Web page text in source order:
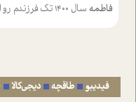
فاطمه سال ۱۴۰۰ تک فرزندم رو از دست دادم و هر چی میگذره حالم بدتر میشه و دلتنگتر تنایی رو ترجیح دادم و معاشرت برام سخت شده
فیدیبو طاقچه دیجی‌کالا